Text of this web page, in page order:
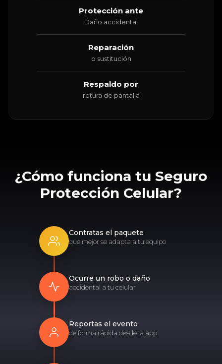
Protección ante
Daño accidental
Reparación
o sustitución
Respaldo por
rotura de pantalla
¿Cómo funciona tu Seguro
Protección Celular?
Contratas el paquete
que mejor se adapta a tu equipo
Ocurre un robo o daño
accidental a tu celular
Reportas el evento
de forma rápida desde la app